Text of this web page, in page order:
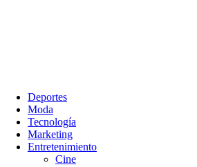
Deportes
Moda
Tecnología
Marketing
Entretenimiento
Cine